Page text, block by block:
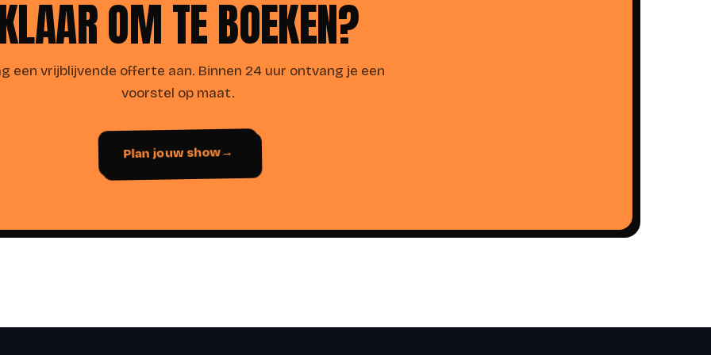
OM TE BOEKEN?
een vrijblijvende offerte aan. Binnen 24 uur ontvang je een
voorstel op maat.
Plan jouw show→